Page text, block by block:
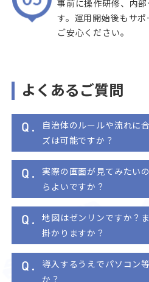
事前に操作研修、内
す。運用開始後もサ
ご安心ください。
よくあるご質問
Q
自治体のルールや流れに
ズは可能ですか？
Q
実際の画面が見てみたい
らよいですか？
Q
地図はゼンリンですか？
掛かりますか？
Q
導入するうえでパソコン
か？